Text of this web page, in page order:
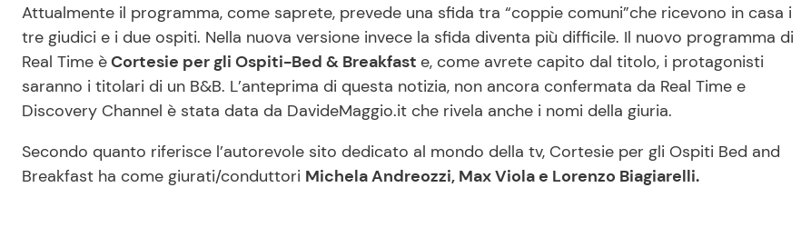
Attualmente il programma, come saprete, prevede una sfida tra “coppie comuni”che ricevono in casa i
tre giudici e i due ospiti. Nella nuova versione invece la sfida diventa più difficile. Il nuovo programma di
Real Time èCortesie per gli Ospiti-Bed & Breakfast e, come avrete capito dal titolo, i protagonisti
saranno i titolari di un B&B. L’anteprima di questa notizia, non ancora confermata da Real Time e
Discovery Channel è stata data da DavideMaggio.it che rivela anche i nomi della giuria.
Secondo quanto riferisce l’autorevole sito dedicato al mondo della tv, Cortesie per gli Ospiti Bed and
Breakfast ha come giurati/conduttori Michela Andreozzi, Max Viola e Lorenzo Biagiarelli.